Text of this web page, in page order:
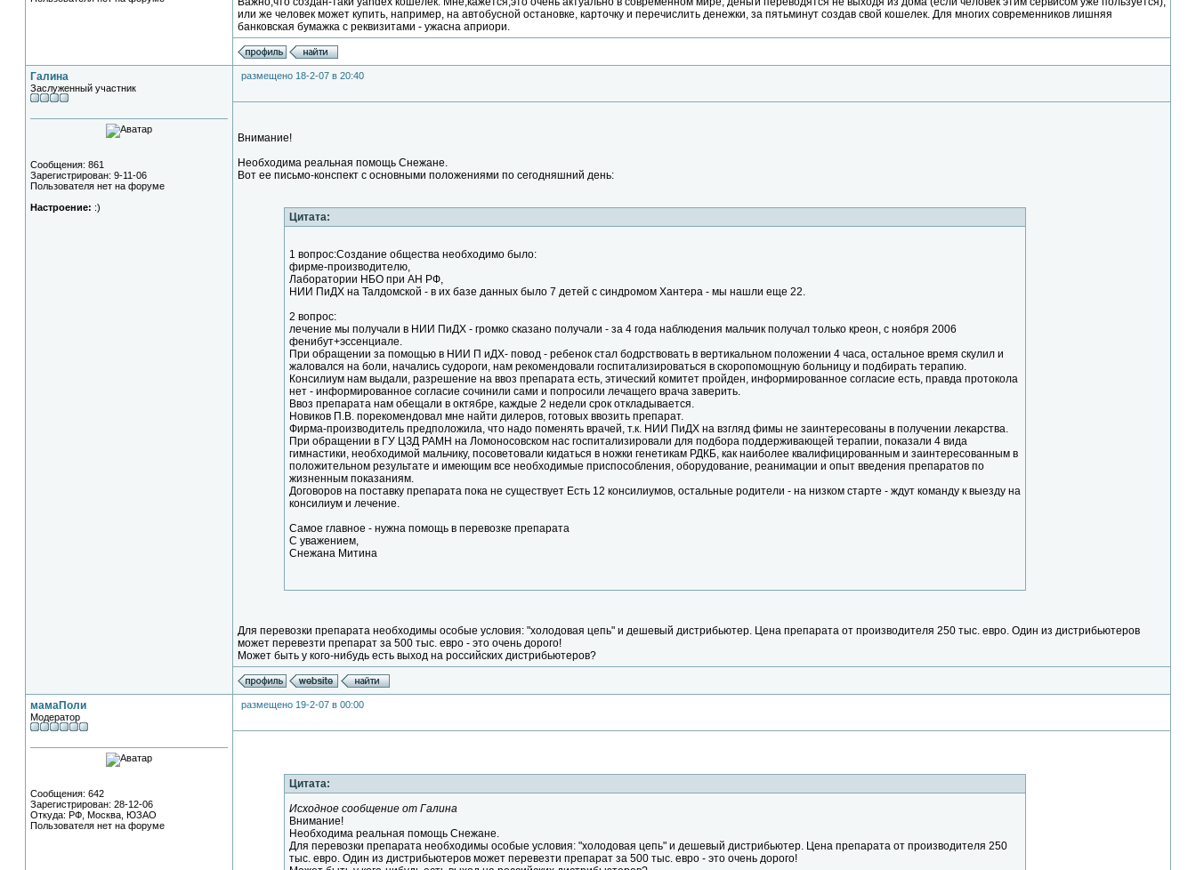
или же человек может купить, например, на автобусной остановке, карточку и перечислить денежки, за пятьминут создав свой кошелек. Для многих современников лишняя
банковская бумажка с реквизитами - ужасна априори.
Галина
Заслуженный участник
Сообщения: 861
Зарегистрирован: 9-11-06
Пользователя нет на форуме
Настроение: :)
размещено 18-2-07 в 20:40
Внимание!
Необходима реальная помощь Снежане.
Вот ее письмо-конспект с основными положениями по сегодняшний день:
Цитата:
1 вопрос:Создание общества необходимо было:
фирме-производителю,
Лаборатории НБО при АН РФ,
НИИ ПиДХ на Талдомской - в их базе данных было 7 детей с синдромом Хантера - мы нашли еще 22.
2 вопрос:
лечение мы получали в НИИ ПиДХ - громко сказано получали - за 4 года наблюдения мальчик получал только креон, с ноября 2006
фенибут+эссенциале.
При обращении за помощью в НИИ П иДХ- повод - ребенок стал бодрствовать в вертикальном положении 4 часа, остальное время скулил и
жаловался на боли, начались судороги, нам рекомендовали госпитализироваться в скоропомощную больницу и подбирать терапию.
Консилиум нам выдали, разрешение на ввоз препарата есть, этический комитет пройден, информированное согласие есть, правда протокола
нет - информированное согласие сочинили сами и попросили лечащего врача заверить.
Ввоз препарата нам обещали в октябре, каждые 2 недели срок откладывается.
Новиков П.В. порекомендовал мне найти дилеров, готовых ввозить препарат.
Фирма-производитель предположила, что надо поменять врачей, т.к. НИИ ПиДХ на взгляд фимы не заинтересованы в получении лекарства.
При обращении в ГУ ЦЗД РАМН на Ломоносовском нас госпитализировали для подбора поддерживающей терапии, показали 4 вида
гимнастики, необходимой мальчику, посоветовали кидаться в ножки генетикам РДКБ, как наиболее квалифицированным и заинтересованным в
положительном результате и имеющим все необходимые приспособления, оборудование, реанимации и опыт введения препаратов по
жизненным показаниям.
Договоров на поставку препарата пока не существует Есть 12 консилиумов, остальные родители - на низком старте - ждут команду к выезду на
консилиум и лечение.
Самое главное - нужна помощь в перевозке препарата
С уважением,
Снежана Митина
Для перевозки препарата необходимы особые условия: "холодовая цепь" и дешевый дистрибьютер. Цена препарата от производителя 250 тыс. евро. Один из дистрибьютеров
может перевезти препарат за 500 тыс. евро - это очень дорого!
Может быть у кого-нибудь есть выход на российских дистрибьютеров?
мамаПоли
Модератор
Сообщения: 642
Зарегистрирован: 28-12-06
Откуда: РФ, Москва, ЮЗАО
Пользователя нет на форуме
размещено 19-2-07 в 00:00
Цитата:
Исходное сообщение от Галина
Внимание!
Необходима реальная помощь Снежане.
Для перевозки препарата необходимы особые условия: "холодовая цепь" и дешевый дистрибьютер. Цена препарата от производителя 250
тыс. евро. Один из дистрибьютеров может перевезти препарат за 500 тыс. евро - это очень дорого!